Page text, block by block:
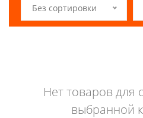
Без сортировки
Нет товаров для
выбранной